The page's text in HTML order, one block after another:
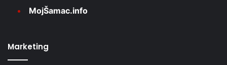
MojŠamac.info
Marketing